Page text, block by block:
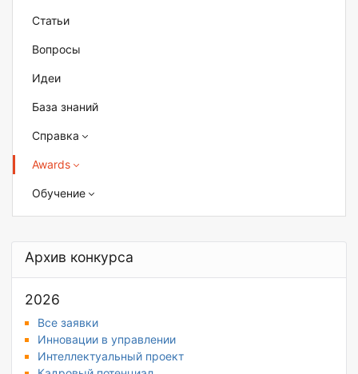
Статьи
Вопросы
Идеи
База знаний
Справка
Awards
Обучение
Архив конкурса
2026
Все заявки
Инновации в управлении
Интеллектуальный проект